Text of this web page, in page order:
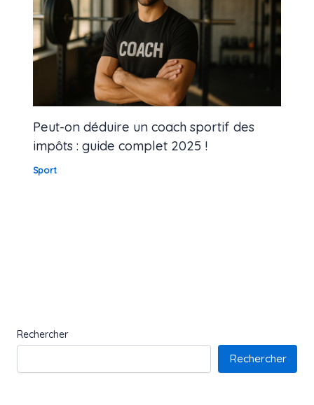
Peut-on déduire un coach sportif des
impôts : guide complet 2025 !
Sport
Rechercher
Rechercher